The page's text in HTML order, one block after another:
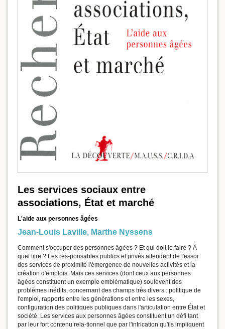
Les services sociaux entre
associations, État et marché
L'aide aux personnes âgées
Jean-Louis Laville, Marthe Nyssens
Comment s'occuper des personnes âgées ? Et qui doit le faire ? À
quel titre ? Les res-ponsables publics et privés attendent de l'essor
des services de proximité l'émergence de nouvelles activités et la
création d'emplois. Mais ces services (dont ceux aux personnes
âgées constituent un exemple emblématique) soulèvent des
problèmes inédits, concernant des champs très divers : politique de
l'emploi, rapports entre les générations et entre les sexes,
configuration des politiques publiques dans l'articulation entre État et
société. Les services aux personnes âgées constituent un défi tant
par leur fort contenu rela-tionnel que par l'intrication qu'ils impliquent